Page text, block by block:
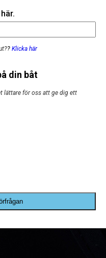
? Klicka här
din båt
lättare för oss att ge dig ett